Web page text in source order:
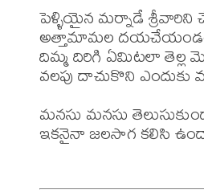
పెళ్ళియైన మర్నాడే శ్రీవారిని
అత్తామామల
దిమ్మ దిరిగి ఏమిటలా తెల్ల
వలపు దాచుకొని ఎందుకు
మనసు మనసు
ఇకనైనా జలసాగ కలిసి